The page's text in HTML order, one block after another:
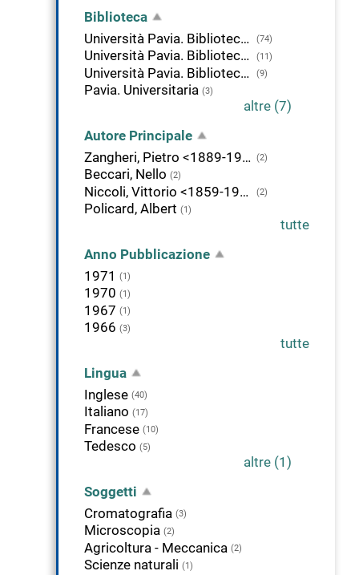
Biblioteca
Università Pavia. Biblioteca della Scienza e della Tecnica
(74)
Università Pavia. Biblioteca di Area Medica "Adolfo Ferrata" (11)
Università Pavia. Biblioteca delle Scienze (9)
Pavia. Universitaria (3)
altre (7)
Autore Principale
Zangheri, Pietro <1889-1983>
(2)
Beccari, Nello (2)
Niccoli, Vittorio <1859-1917> (2)
Policard, Albert (1)
tutte
Anno Pubblicazione
1971
(1)
1970 (1)
1967 (1)
1966 (3)
tutte
Lingua
Inglese (40)
Italiano (17)
Francese (10)
Tedesco (5)
altre (1)
Soggetti
Cromatografia (3)
Microscopia (2)
Agricoltura - Meccanica (2)
Scienze naturali (1)